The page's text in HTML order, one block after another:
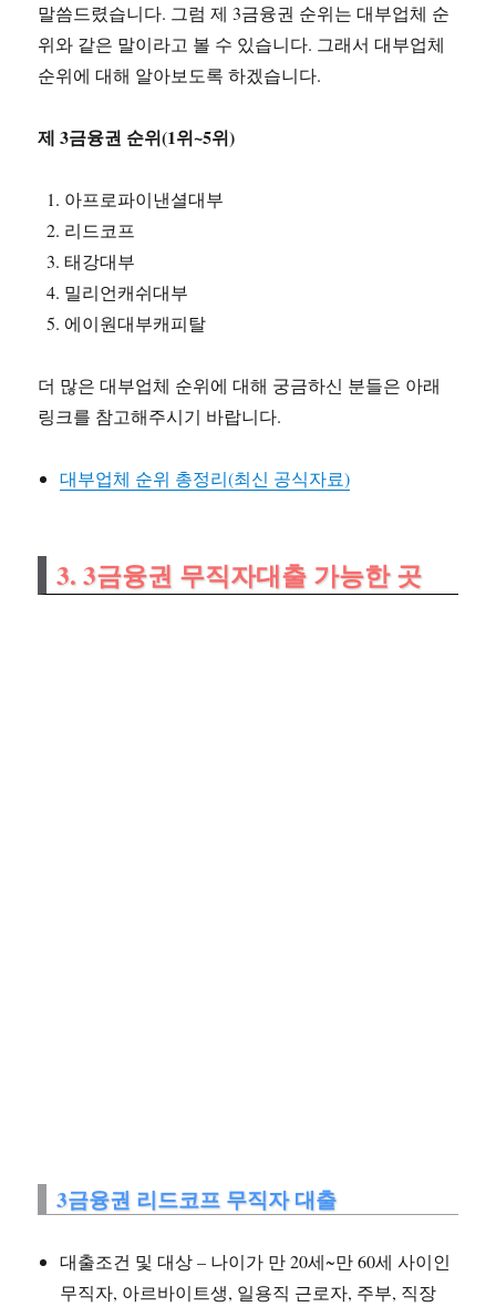
말씀드렸습니다. 그럼 제 3금융권 순위는 대부업체 순
위와 같은 말이라고 볼 수 있습니다. 그래서 대부업체
순위에 대해 알아보도록 하겠습니다.
제 3금융권 순위(1위~5위)
아프로파이낸셜대부
리드코프
태강대부
밀리언캐쉬대부
에이원대부캐피탈
더 많은 대부업체 순위에 대해 궁금하신 분들은 아래
링크를 참고해주시기 바랍니다.
대부업체 순위 총정리(최신 공식자료)
3. 3금융권 무직자대출 가능한 곳
3금융권 리드코프 무직자 대출
대출조건 및 대상 – 나이가 만 20세~만 60세 사이인
무직자, 아르바이트생, 일용직 근로자, 주부, 직장